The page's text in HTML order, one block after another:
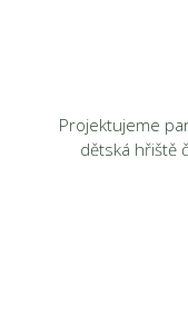
Projektujeme
dětská hřiště